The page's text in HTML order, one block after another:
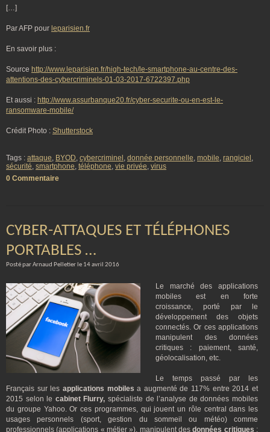
[…]
Par AFP pour leparisien.fr
En savoir plus :
Source http://www.leparisien.fr/high-tech/le-smartphone-au-centre-des-
attentions-des-cybercriminels-01-03-2017-6722397.php
Et aussi : http://www.assurbanque20.fr/cyber-securite-ou-en-est-le-
ransomware-mobile/
Crédit Photo : Shutterstock
Tags : attaque, BYOD, cybercriminel , donnée personnelle, mobile, rangiciel ,
sécurité, smartphone, téléphone, vie privée, virus
0 Commentaire
CYBER-ATTAQUES ET TÉLÉPHONES
PORTABLES …
Posté par Arnaud Pelletier le 14 avril 2016
Le marché des applications
mobiles est en forte
croissance, porté par le
développement des objets
connectés. Or ces applications
manipulent des données
critiques : paiement, santé,
géolocalisation, etc.
Le temps passé par les
Français sur les applications mobiles a augmenté de 117% entre 2014 et
2015 selon le cabinet Flurry,spécialiste de l’analyse de données mobiles
du groupe Yahoo. Or ces programmes, qui jouent un rôle central dans les
usages personnels (sport, gestion du sommeil ou météo) comme
professionnels (applications « métier »), manipulent desdonnées critiques :